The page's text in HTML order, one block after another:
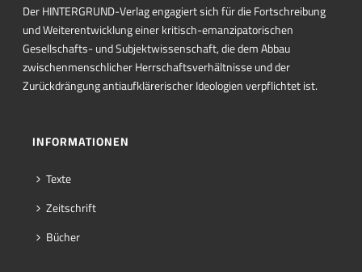
Der HINTERGRUND-Verlag engagiert sich für die Fortschreibung
und Weiterentwicklung einer kritisch-emanzipatorischen
Gesellschafts- und Subjektwissenschaft, die dem Abbau
zwischenmenschlicher Herrschaftsverhältnisse und der
Zurückdrängung antiaufklärerischer Ideologien verpflichtet ist.
INFORMATIONEN
Texte
Zeitschrift
Bücher